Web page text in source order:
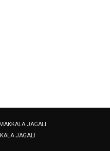
MAKKALA JAGALI
JAGALI